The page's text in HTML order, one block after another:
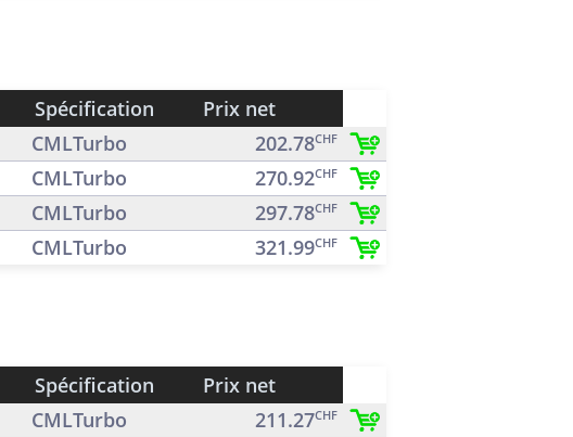
Spécification
Prix net
CMLTurbo 202.78CHF
CMLTurbo 270.92CHF
CMLTurbo 297.78CHF
CMLTurbo 321.99CHF
Spécification
Prix net
CMLTurbo 211.27CHF